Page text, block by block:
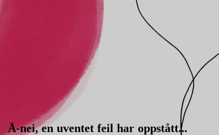
Å-nei, en uventet feil har oppstått...